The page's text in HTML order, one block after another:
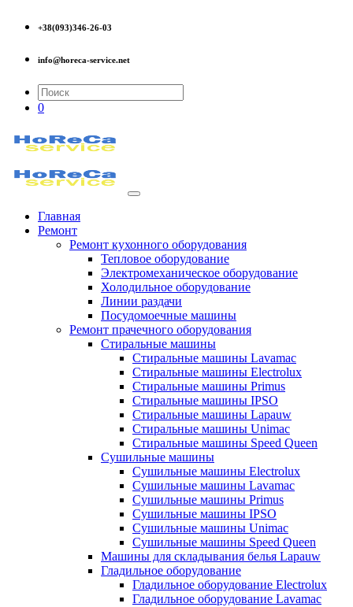
+38(093)346-26-03
info@horeca-service.net
0
Главная
Ремонт
Ремонт кухонного оборудования
Тепловое оборудование
Электромеханическое оборудование
Холодильное оборудование
Линии раздачи
Посудомоечные машины
Ремонт прачечного оборудования
Стиральные машины
Стиральные машины Lavamac
Стиральные машины Electrolux
Стиральные машины Primus
Стиральные машины IPSO
Стиральные машины Lapauw
Стиральные машины Unimac
Стиральные машины Speed Queen
Сушильные машины
Сушильные машины Electrolux
Сушильные машины Lavamac
Сушильные машины Primus
Сушильные машины IPSO
Сушильные машины Unimac
Сушильные машины Speed Queen
Машины для складывания белья Lapauw
Гладильное оборудование
Гладильное оборудование Electrolux
Гладильное оборудование Lavamac